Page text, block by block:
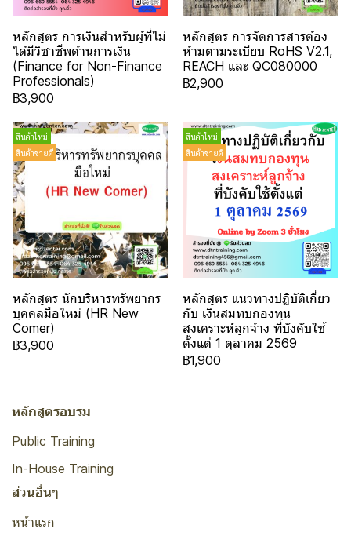
หลักสูตร การเงินสำหรับผู้ที่ไม่
ได้มีวิชาชีพด้านการเงิน
(Finance for Non-Finance
Professionals)
฿3,900
หลักสูตร การจัดการสารต้อง
ห้ามตามระเบียบ RoHS V2.1,
REACH และ QC080000
฿2,900
สินค้าใหม่
สินค้าขายดี
หลักสูตร นักบริหารทรัพยากร
บุคคลมือใหม่ (HR New
Comer)
฿3,900
สินค้าใหม่
สินค้าขายดี
หลักสูตร แนวทางปฏิบัติเกี่ยว
กับ เงินสมทบกองทุน
สงเคราะห์ลูกจ้าง ที่บังคับใช้
ตั้งแต่ 1 ตุลาคม 2569
฿1,900
หลักสูตรอบรม
Public Training
In-House Training
ส่วนอื่นๆ
หน้าแรก